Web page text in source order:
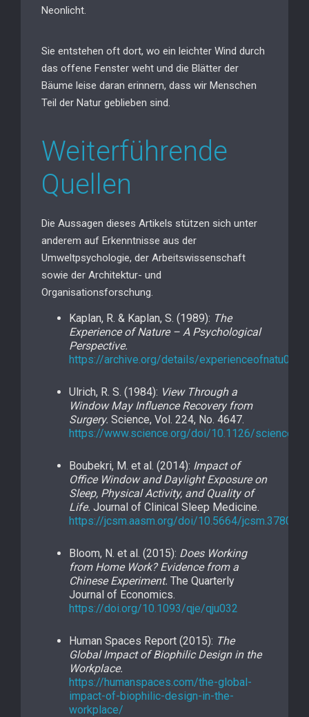
Neonlicht.
Sie entstehen oft dort, wo ein leichter Wind durch
das offene Fenster weht und die Blätter der
Bäume leise daran erinnern, dass wir Menschen
Teil der Natur geblieben sind.
Weiterführende
Quellen
Die Aussagen dieses Artikels stützen sich unter
anderem auf Erkenntnisse aus der
Umweltpsychologie, der Arbeitswissenschaft
sowie der Architektur- und
Organisationsforschung.
Kaplan, R. & Kaplan, S. (1989): The
Experience of Nature – A Psychological
Perspective.
https://archive.org/details/
Ulrich, R. S. (1984): View Through a
Window May Influence Recovery from
Surgery. Science, Vol. 224, No. 4647.
https://www.science.org/doi/10.1126/
Boubekri, M. et al. (2014): Impact of
Office Window and Daylight Exposure on
Sleep, Physical Activity, and Quality of
Life. Journal of Clinical Sleep Medicine.
https://jcsm.aasm.org/doi/10.5664/jcsm.3780
Bloom, N. et al. (2015): Does Working
from Home Work? Evidence from a
Chinese Experiment. The Quarterly
Journal of Economics.
https://doi.org/10.1093/qje/qju032
Human Spaces Report (2015): The
Global Impact of Biophilic Design in the
Workplace.
https://humanspaces.com/the-global-
impact-of-biophilic-design-in-the-
workplace/